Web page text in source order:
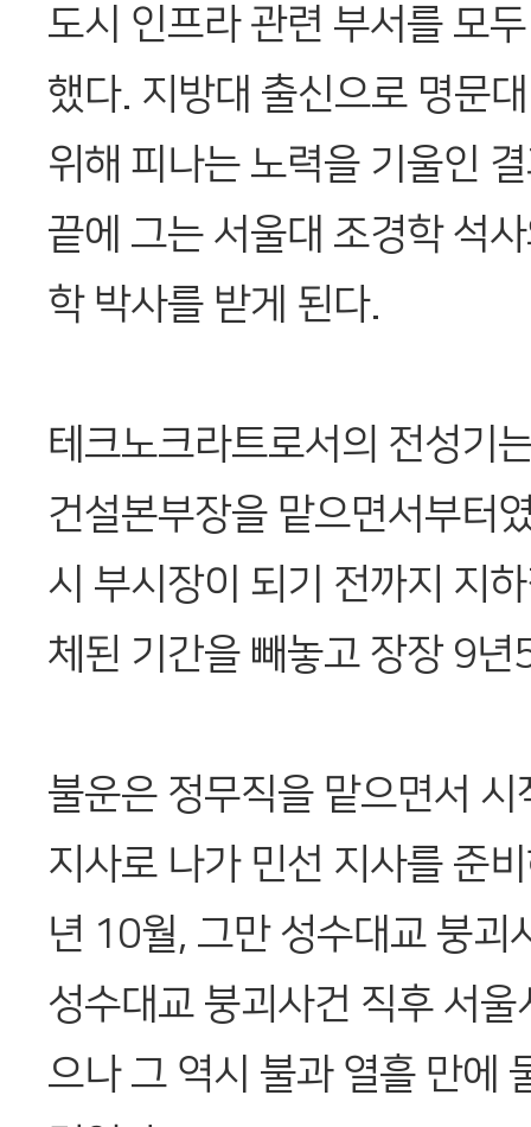
도시 인프라 관련 부서를 모
했다. 지방대 출신으로 명문
위해 피나는 노력을 기울인
끝에 그는 서울대 조경학 석
학 박사를 받게 된다.
테크노크라트로서의 전성기
건설본부장을 맡으면서부터
시 부시장이 되기 전까지 지
체된 기간을 빼놓고 장장 9년
불운은 정무직을 맡으면서
지사로 나가 민선 지사를 준
년 10월, 그만 성수대교 붕괴
성수대교 붕괴사건 직후 서
으나 그 역시 불과 열흘 만에